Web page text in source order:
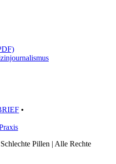
•
Pillen | Alle Rechte